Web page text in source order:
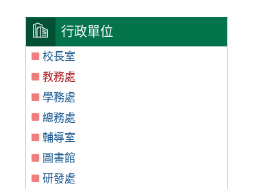
行政單位
校長室
教務處
學務處
總務處
輔導室
圖書館
研發處